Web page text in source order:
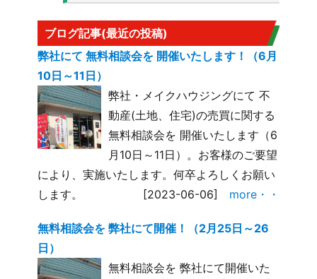
ブログ記事(最近の投稿)
弊社にて 無料相談会を 開催いたします！（6月
10日～11日）
弊社・メイクハウジングにて 不
動産(土地、住宅)の売買に関する
無料相談会を 開催いたします（6
月10日～11日）。お客様のご要望
により、実施いたします。何卒よろしくお願い
します。
[2023-06-06] more・・
無料相談会を 弊社にて開催！（2月25日～26
日）
無料相談会を 弊社にて開催いた